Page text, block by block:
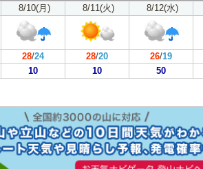
8/10(月) 8/11(火) 8/12(水)
28/24 28/20 26/19
10 10 50